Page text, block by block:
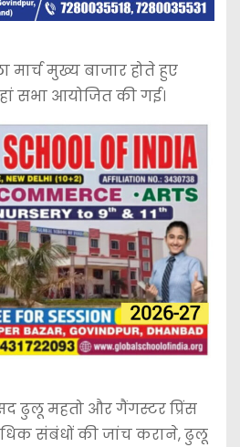
मुख्य बाजार होते हुए
सभा आयोजित की गई।
ढुलू महतो और गैंगस्टर प्रिंस
संबंधों की जांच कराने, ढुलू